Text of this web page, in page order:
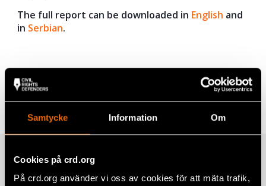
Samtycke Information Om
Cookies på crd.org
På crd.org använder vi oss av cookies för att mäta trafik,
The full report can be downloaded in English and
in Serbian.
Share
Twitter
Mail
Europe
Related